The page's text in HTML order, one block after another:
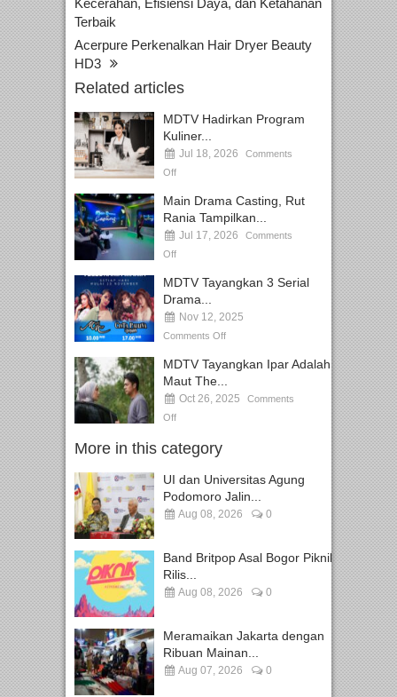
Kecerahan, Efisiensi Daya, dan Ketahanan
Terbaik
Acerpure Perkenalkan Hair Dryer Beauty
HD3
Related articles
MDTV Hadirkan Program
Kuliner...
Jul 18, 2026
Comments
Off
Main Drama Casting, Rut
Rania Tampilkan...
Jul 17, 2026
Comments
Off
MDTV Tayangkan 3 Serial
Drama...
Nov 12, 2025
Comments Off
MDTV Tayangkan Ipar Adalah
Maut The...
Oct 26, 2025
Comments
Off
More in this category
UI dan Universitas Agung
Podomoro Jalin...
Aug 08, 2026 0
Band Britpop Asal Bogor Piknik
Rilis...
Aug 08, 2026 0
Meramaikan Jakarta dengan
Ribuan Mainan...
Aug 07, 2026 0